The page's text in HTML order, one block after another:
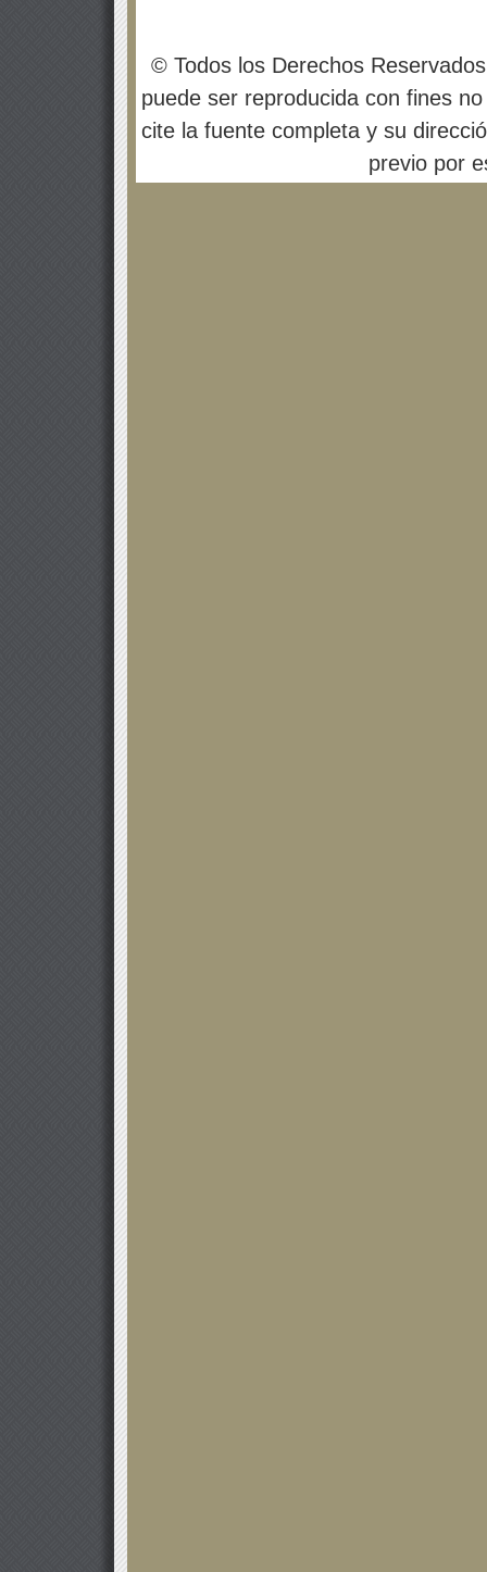
© Todos los Derechos
puede ser reproducida con fines
cite la fuente completa y su
previo por